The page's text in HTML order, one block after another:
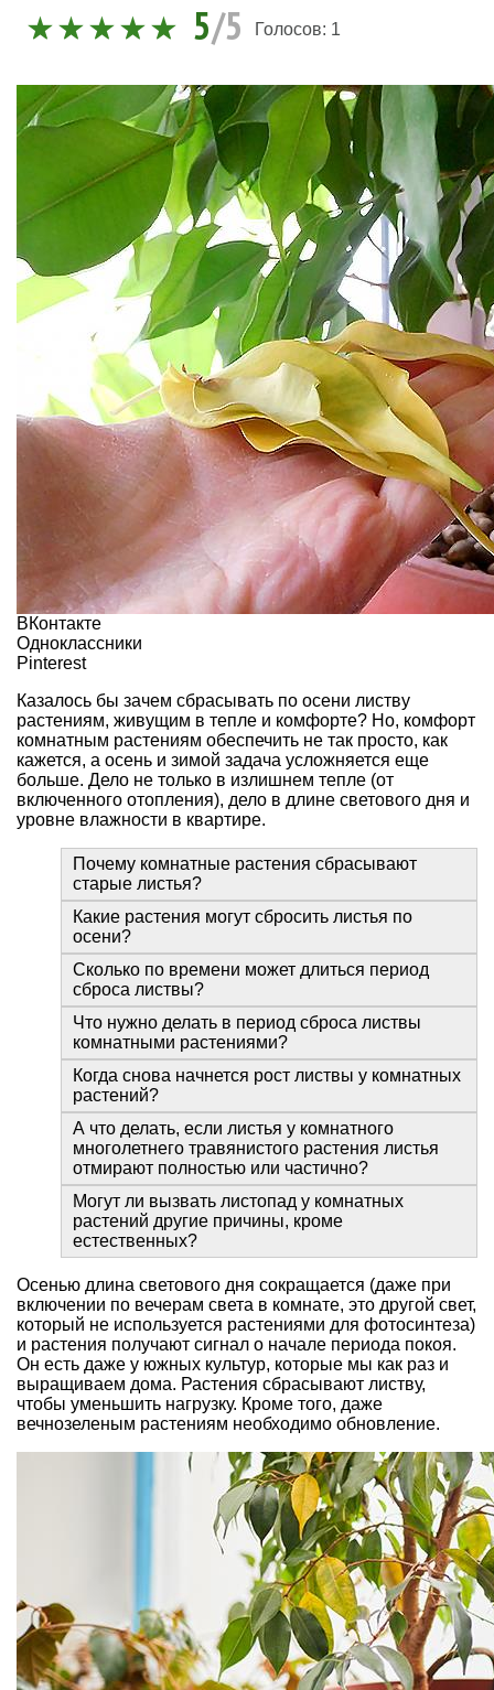
5/5 Голосов: 1
ВКонтакте
Одноклассники
Pinterest
Казалось бы зачем сбрасывать по осени листву
растениям, живущим в тепле и комфорте? Но, комфорт
комнатным растениям обеспечить не так просто, как
кажется, а осень и зимой задача усложняется еще
больше. Дело не только в излишнем тепле (от
включенного отопления), дело в длине светового дня и
уровне влажности в квартире.
Почему комнатные растения сбрасывают
старые листья?
Какие растения могут сбросить листья по
осени?
Сколько по времени может длиться период
сброса листвы?
Что нужно делать в период сброса листвы
комнатными растениями?
Когда снова начнется рост листвы у комнатных
растений?
А что делать, если листья у комнатного
многолетнего травянистого растения листья
отмирают полностью или частично?
Могут ли вызвать листопад у комнатных
растений другие причины, кроме
естественных?
Осенью длина светового дня сокращается (даже при
включении по вечерам света в комнате, это другой свет,
который не используется растениями для фотосинтеза)
и растения получают сигнал о начале периода покоя.
Он есть даже у южных культур, которые мы как раз и
выращиваем дома. Растения сбрасывают листву,
чтобы уменьшить нагрузку. Кроме того, даже
вечнозеленым растениям необходимо обновление.